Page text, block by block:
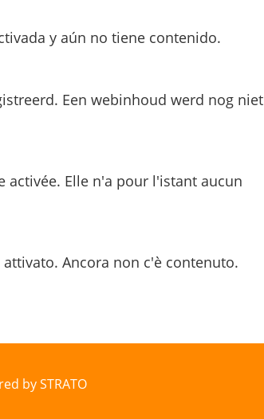
y aún no tiene contenido.
Een webinhoud werd nog niet
activée. Elle n'a pour l'istant aucun
Ancora non c'è contenuto.
by STRATO